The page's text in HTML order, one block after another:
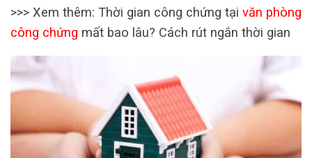
>>> Xem thêm: Thời gian công chứng tại văn phòng
công chứng mất bao lâu? Cách rút ngắn thời gian